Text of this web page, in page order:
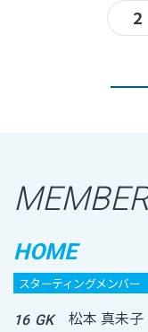
2
HOME
スターティングメンバー
16 GK 松本 真未子